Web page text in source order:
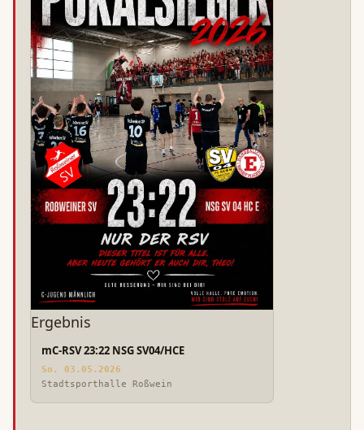
Ergebnis
mC-RSV 23:22 NSG SV04/HCE
So. 03.05.2026
Stadtsporthalle Roßwein